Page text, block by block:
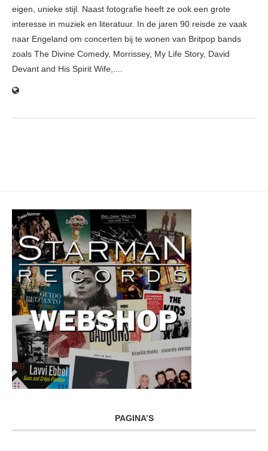
eigen, unieke stijl. Naast fotografie heeft ze ook een grote
interesse in muziek en literatuur. In de jaren 90 reisde ze vaak
naar Engeland om concerten bij te wonen van Britpop bands
zoals The Divine Comedy, Morrissey, My Life Story, David
Devant and His Spirit Wife,....
PAGINA’S